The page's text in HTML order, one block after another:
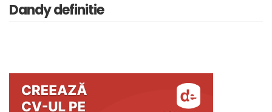
Dandy definitie